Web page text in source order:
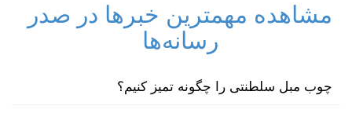
مشاهده مهمترین خبرها در صدر
رسانه‌ها
چوب مبل سلطنتی را چگونه تمیز کنیم؟